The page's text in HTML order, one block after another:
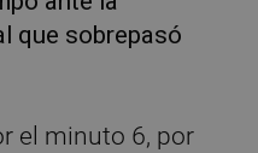
que sobrepasó
el minuto 6, por